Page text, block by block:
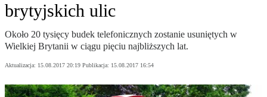
brytyjskich ulic
Około 20 tysięcy budek telefonicznych zostanie usuniętych w
Wielkiej Brytanii w ciągu pięciu najbliższych lat.
Aktualizacja: 15.08.2017 20:19 Publikacja: 15.08.2017 16:54